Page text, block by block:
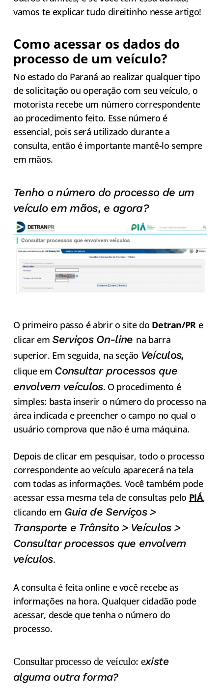
vamos te explicar tudo direitinho nesse artigo!
Como acessar os dados do
processo de um veículo?
No estado do Paraná ao realizar qualquer tipo
de solicitação ou operação com seu veículo, o
motorista recebe um número correspondente
ao procedimento feito. Esse número é
essencial, pois será utilizado durante a
consulta, então é importante mantê-lo sempre
em mãos.
Tenho o número do processo de um
veículo em mãos, e agora?
O primeiro passo é abrir o site do Detran/PR e
clicar emServiços On-line na barra
superior. Em seguida, na seção Veículos,
clique em Consultar processos que
envolvem veículos. O procedimento é
simples: basta inserir o número do processo na
área indicada e preencher o campo no qual o
usuário comprova que não é uma máquina.
Depois de clicar em pesquisar, todo o processo
correspondente ao veículo aparecerá na tela
com todas as informações. Você também pode
acessar essa mesma tela de consultas pelo PIÁ,
clicando em Guia de Serviços >
Transporte e Trânsito > Veículos >
Consultar processos que envolvem
veículos.
A consulta é feita online e você recebe as
informações na hora. Qualquer cidadão pode
acessar, desde que tenha o número do
processo.
Consultar processo de veículo: existe
alguma outra forma?